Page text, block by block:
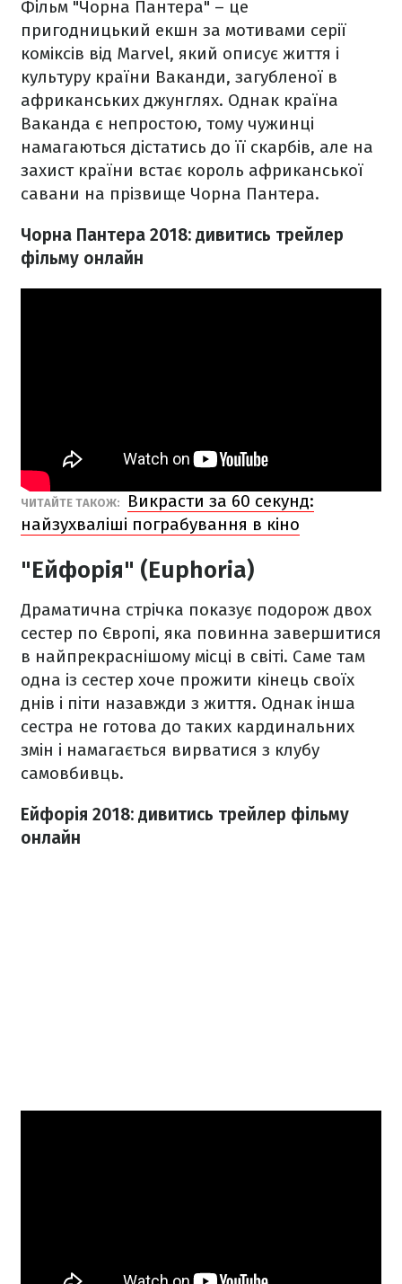
Фільм "Чорна Пантера" – це
пригодницький екшн за мотивами серії
коміксів від Marvel, який описує життя і
культуру країни Ваканди, загубленої в
африканських джунглях. Однак країна
Ваканда є непростою, тому чужинці
намагаються дістатись до її скарбів, але на
захист країни встає король африканської
савани на прізвище Чорна Пантера.
Чорна Пантера 2018: дивитись трейлер
фільму онлайн
ЧИТАЙТЕ ТАКОЖ:
Викрасти за 60 секунд:
найзухваліші пограбування в кіно
"Ейфорія" (Euphoria)
Драматична стрічка показує подорож двох
сестер по Європі, яка повинна завершитися
в найпрекраснішому місці в світі. Саме там
одна із сестер хоче прожити кінець своїх
днів і піти назавжди з життя. Однак інша
сестра не готова до таких кардинальних
змін і намагається вирватися з клубу
самовбивць.
Ейфорія 2018: дивитись трейлер фільму
онлайн